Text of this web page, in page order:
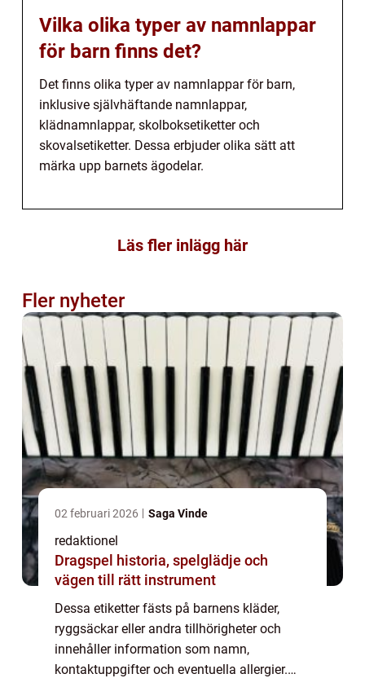
Vilka olika typer av namnlappar
för barn finns det?
Det finns olika typer av namnlappar för barn,
inklusive självhäftande namnlappar,
klädnamnlappar, skolboksetiketter och
skovalsetiketter. Dessa erbjuder olika sätt att
märka upp barnets ägodelar.
Läs fler inlägg här
Fler nyheter
02 februari 2026 Saga Vinde
redaktionel
Dragspel historia, spelglädje och
vägen till rätt instrument
Dessa etiketter fästs på barnens kläder,
ryggsäckar eller andra tillhörigheter och
innehåller information som namn,
kontaktuppgifter och eventuella allergier.